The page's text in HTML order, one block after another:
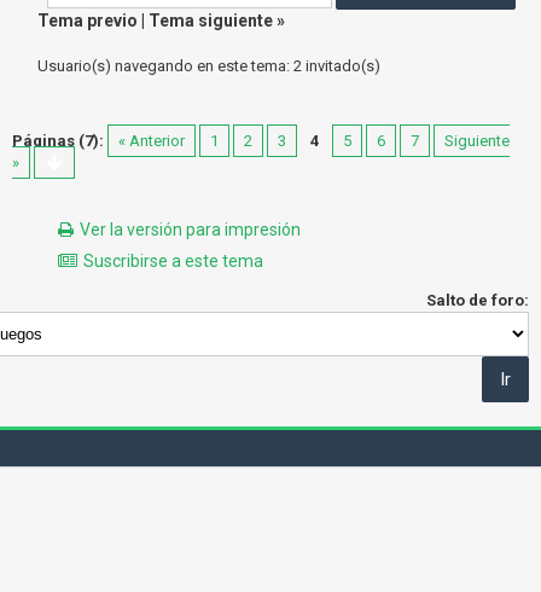
Tema previo
Tema siguiente»
Usuario(s) navegando en este tema: 2 invitado(s)
Páginas (7): « Anterior 1 2 3 4 5 6 7
Siguiente
»
Ver la versión para impresión
Suscribirse a este tema
Salto de foro: